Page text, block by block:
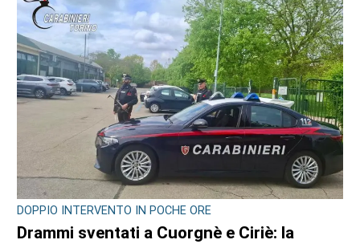
DOPPIO INTERVENTO IN POCHE ORE
Drammi sventati a Cuorgnè e Ciriè: la